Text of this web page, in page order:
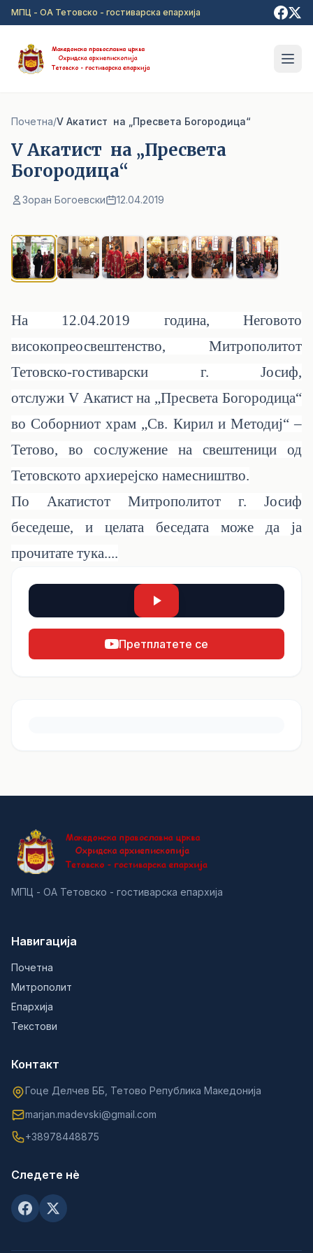
Прејди на главна содржина
МПЦ - ОА Тетовско - гостиварска епархија
Почетна/V Акатист на „Пресвета Богородица“
V Акатист на „Пресвета
Богородица“
Зоран Богоевски 12.04.2019
На 12.04.2019 година, Неговото
високопреосвештенство, Митрополитот
Тетовско-гостиварски г. Јосиф,
отслужи V Акатист на „Пресвета Богородица“
во Соборниот храм „Св. Кирил и Методиј“ –
Тетово, во сослужение на свештеници од
Тетовското архиерејско намесништво.
По Акатистот Митрополитот г. Јосиф
беседеше, и целата беседата може да ја
прочитате тука....
Претплатете се
МПЦ - ОА Тетовско - гостиварска епархија
Навигација
Почетна
Митрополит
Епархија
Текстови
Контакт
Гоце Делчев ББ, Тетово Република Македонија
marjan.madevski@gmail.com
+38978448875
Следете нè